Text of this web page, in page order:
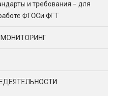
и требования – для
ФГОСи ФГТ